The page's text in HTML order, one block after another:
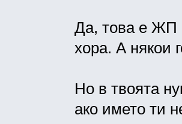
Да, това е ЖП
хора. А някои
Но в твоята
ако името ти